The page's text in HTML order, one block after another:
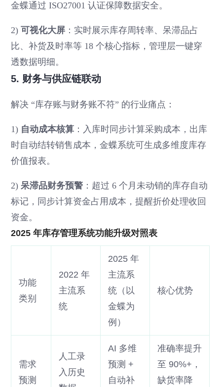
金蝶通过 ISO27001 认证保障数据安全。
2)可视化大屏 ：实时展示库存周转率、呆滞品占
比、补货及时率等 18 个核心指标，管理层一键穿
透数据明细。
5. 财务与供应链联动
解决 “库存账与财务账不符” 的行业痛点：
1) 自动成本核算 ：入库时同步计算采购成本，出库
时自动结转销售成本，金蝶系统可生成多维度库存
价值报表。
2)呆滞品财务预警 ：超过 6 个月未动销的库存自动
标记，同步计算资金占用成本，提醒折价处理收回
资金。
2025 年库存管理系统功能升级对照表
功能
类别
2022 年
主流系
统
2025 年
主流系
统（以
金蝶为
例）
核心优势
需求
预测
人工录
入历史
AI 多维
预测 +
自动补
准确率提升
至 90%+，
缺货率降